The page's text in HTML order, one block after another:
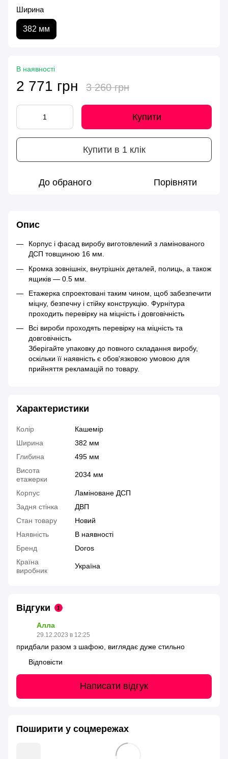
Ширина
382 мм
В наявності
2 771 грн 3 260 грн
Купити
Купити в 1 клік
До обраного Порівняти
Опис
Корпус і фасад виробу виготовлений з ламінованого
ДСП товщиною 16 мм.
Кромка зовнішніх, внутрішніх деталей, полиць, а також
ящиків — 0.5 мм.
Етажерка спроектовані таким чином, щоб забезпечити
міцну, безпечну і стійку конструкцію. Фурнітура
проходить перевірку на міцність і довговічність
Всі вироби проходять перевірку на міцність та
довговічність
Зберігайте упаковку до повного складання виробу,
оскільки її наявність є обов'язковою умовою для
прийняття рекламацій по товару.
Характеристики
Колір
Кашемір
Ширина
382 мм
Глибина
495 мм
Висота
етажерки
2034 мм
Корпус
Ламіноване ДСП
Задня стінка
ДВП
Стан товару
Новий
Наявність
В наявності
Бренд
Doros
Країна
виробник
Україна
Відгуки 1
Алла
29.12.2023 в 12:25
придбали разом з шафою, виглядає дуже стильно
Відповісти
Написати відгук
Поширити у соцмережах